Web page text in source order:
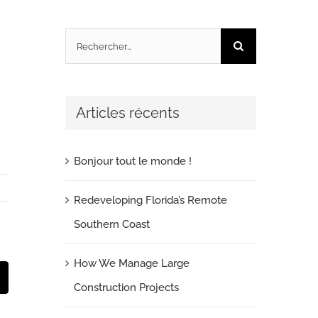
Rechercher:
Articles récents
Bonjour tout le monde !
Redeveloping Florida’s Remote
Southern Coast
How We Manage Large
Construction Projects